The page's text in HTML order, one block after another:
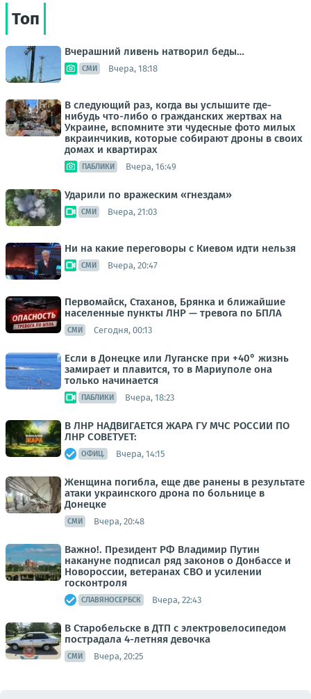
Топ
Вчерашний ливень натворил беды…
СМИ Вчера, 18:18
В следующий раз, когда вы услышите где-
нибудь что-либо о гражданских жертвах на
Украине, вспомните эти чудесные фото милых
вкраинчикив, которые собирают дроны в своих
домах и квартирах
ПАБЛИКИ Вчера, 16:49
Ударили по вражеским «гнездам»
СМИ Вчера, 21:03
Ни на какие переговоры с Киевом идти нельзя
СМИ Вчера, 20:47
Первомайск, Стаханов, Брянка и ближайшие
населенные пункты ЛНР — тревога по БПЛА
СМИ Сегодня, 00:13
Если в Донецке или Луганске при +40° жизнь
замирает и плавится, то в Мариуполе она
только начинается
ПАБЛИКИ Вчера, 18:23
В ЛНР НАДВИГАЕТСЯ ЖАРА ГУ МЧС РОССИИ ПО
ЛНР СОВЕТУЕТ:
ОФИЦ. Вчера, 14:15
Женщина погибла, еще две ранены в результате
атаки украинского дрона по больнице в
Донецке
СМИ Вчера, 20:48
Важно!. Президент РФ Владимир Путин
накануне подписал ряд законов о Донбассе и
Новороссии, ветеранах СВО и усилении
госконтроля
СЛАВЯНОСЕРБСК Вчера, 22:43
В Старобельске в ДТП с электровелосипедом
пострадала 4-летняя девочка
СМИ Вчера, 20:25